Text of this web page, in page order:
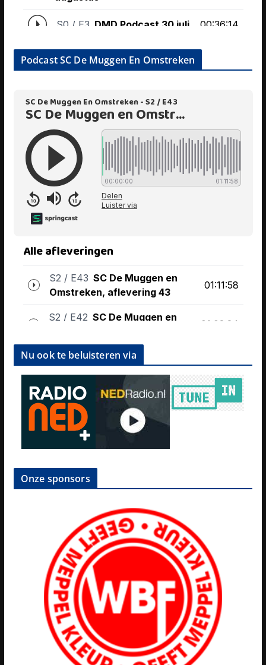
Podcast SC De Muggen En Omstreken
Nu ook te beluisteren via
Onze sponsors